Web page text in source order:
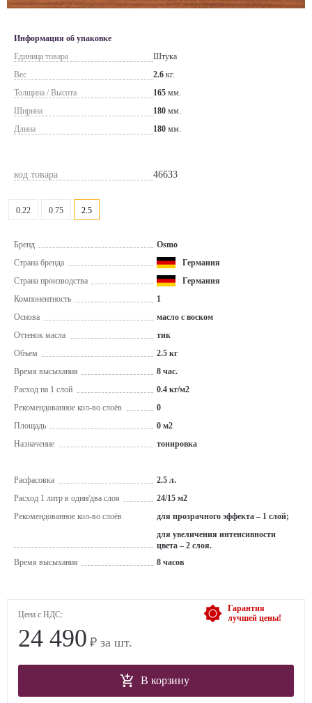
Информация об упаковке
Единица товара
Штука
Вес
2.6 кг.
Толщина / Высота
165 мм.
Ширина
180 мм.
Длина
180 мм.
код товара 46633
0.22 0.75 2.5
Бренд
Osmo
Страна бренда
Германия
Страна производства
Германия
Компонентность
1
Основа
масло с воском
Оттенок масла
тик
Объем
2.5 кг
Время высыхания
8 час.
Расход на 1 слой
0.4 кг/м2
Рекомендованное кол-во слоёв
0
Площадь
0 м2
Назначение
тонировка
Расфасовка
2.5 л.
Расход 1 литр в один/два слоя
24/15 м2
Рекомендованное кол-во слоёв
для прозрачного эффекта – 1 слой;
для увеличения интенсивности
цвета – 2 слоя.
Время высыхания
8 часов
Гарантия
лучшей цены!
Цена с НДС:
24 490 ₽ за шт.
В корзину